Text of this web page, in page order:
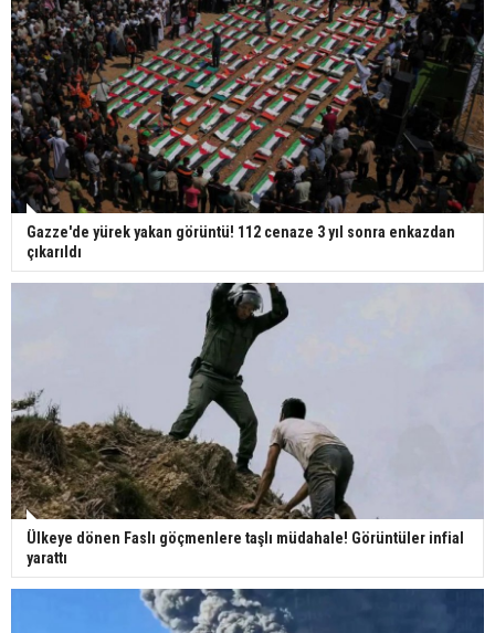
Gazze'de yürek yakan görüntü! 112 cenaze 3 yıl sonra enkazdan
çıkarıldı
Ülkeye dönen Faslı göçmenlere taşlı müdahale! Görüntüler infial
yarattı